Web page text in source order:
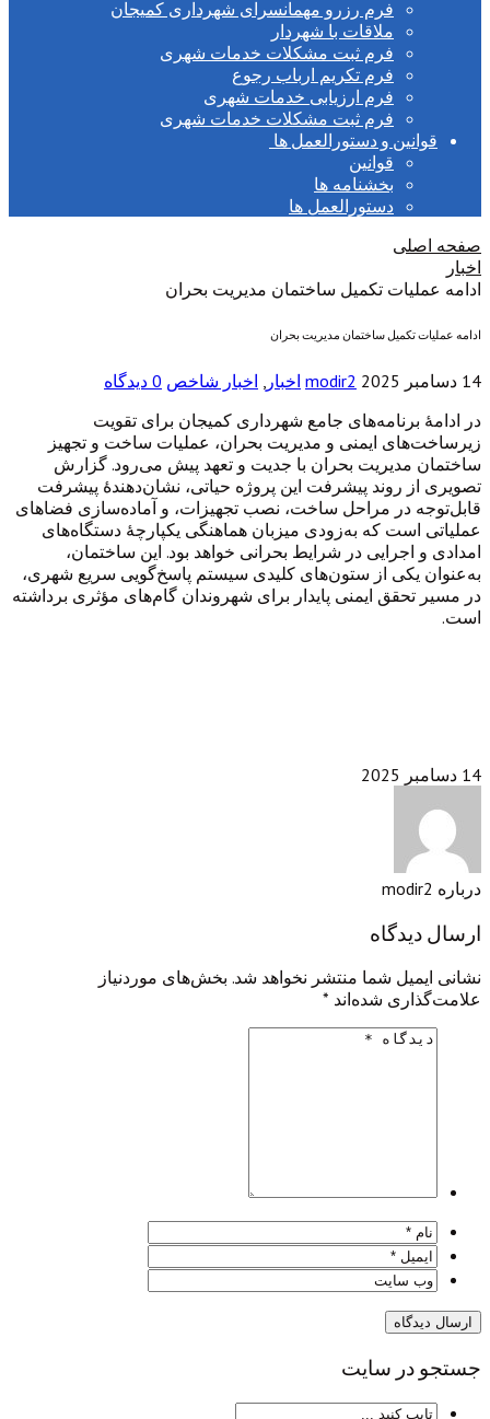
فرم رزرو مهمانسرای شهرداری کمیجان
ملاقات با شهردار
فرم ثبت مشکلات خدمات شهری
فرم تکریم ارباب رجوع
فرم ارزیابی خدمات شهری
فرم ثبت مشکلات خدمات شهری
قوانین و دستورالعمل ها
قوانین
بخشنامه ها
دستورالعمل ها
صفحه اصلی
اخبار
ادامه عملیات تکمیل ساختمان مدیریت بحران
ادامه عملیات تکمیل ساختمان مدیریت بحران
14 دسامبر 2025 modir2 اخبار اخبار شاخص 0 دیدگاه
در ادامهٔ برنامه‌های جامع شهرداری کمیجان برای تقویت
زیرساخت‌های ایمنی و مدیریت بحران، عملیات ساخت و تجهیز
ساختمان مدیریت بحران با جدیت و تعهد پیش می‌رود. گزارش
تصویری از روند پیشرفت این پروژه حیاتی، نشان‌دهندهٔ پیشرفت
قابل‌توجه در مراحل ساخت، نصب تجهیزات، و آماده‌سازی فضاهای
عملیاتی است که به‌زودی میزبان هماهنگی یکپارچهٔ دستگاه‌های
امدادی و اجرایی در شرایط بحرانی خواهد بود. این ساختمان،
به‌عنوان یکی از ستون‌های کلیدی سیستم پاسخ‌گویی سریع شهری،
در مسیر تحقق ایمنی پایدار برای شهروندان گام‌های مؤثری برداشته
است.
14 دسامبر 2025
درباره modir2
ارسال دیدگاه
نشانی ایمیل شما منتشر نخواهد شد. بخش‌های موردنیاز
علامت‌گذاری شده‌اند *
جستجو در سایت